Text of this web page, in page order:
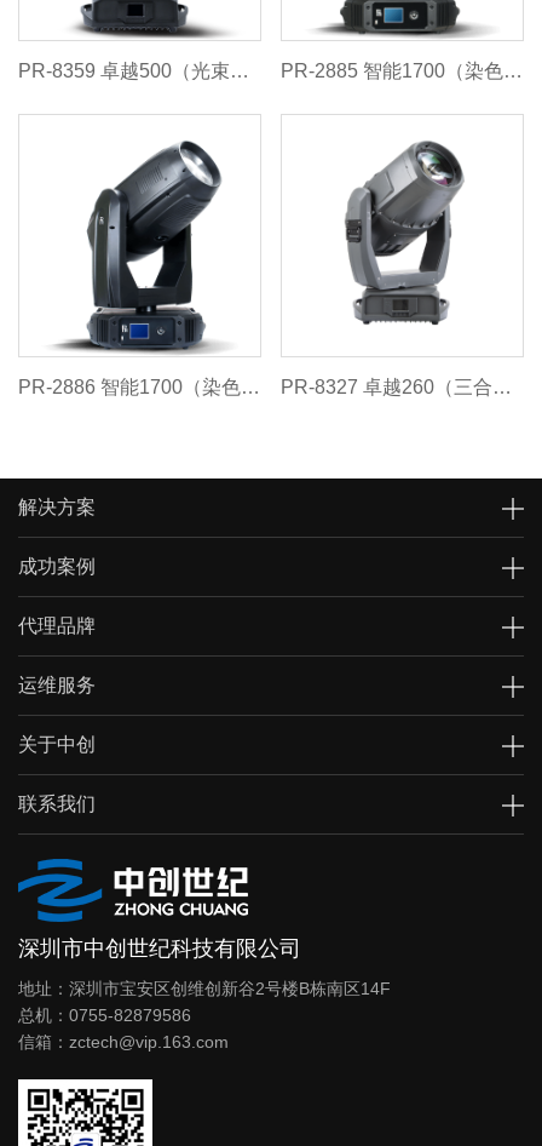
PR-8359 卓越500（光束）防水版 PR-2885 智能1700（染色灯）
PR-2886 智能1700（染色 / 切割灯） PR-8327 卓越260（三合一）防水版
解决方案
成功案例
代理品牌
运维服务
关于中创
联系我们
深圳市中创世纪科技有限公司
地址：深圳市宝安区创维创新谷2号楼B栋南区14F
总机：0755-82879586
信箱：zctech@vip.163.com